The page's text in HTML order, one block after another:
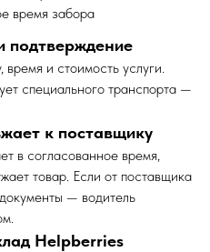
время забора
подтверждение
и стоимость услуги.
специального транспорта —
к поставщику
в согласованное время,
товар. Если от поставщика
— водитель
Helpberries